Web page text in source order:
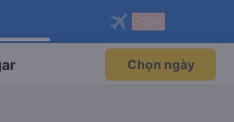
ngay!
thành viên độc
Mở app
đặt vé máy bay qua
Mở app
Chọn ngày